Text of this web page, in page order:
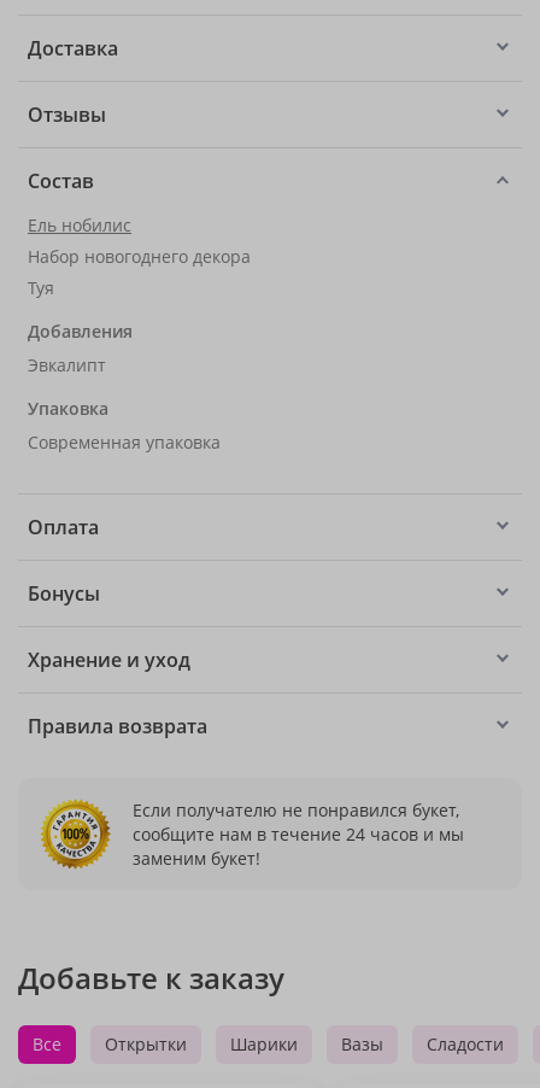
Доставка
Отзывы
Состав
Ель нобилис
Набор новогоднего декора
Туя
Добавления
Эвкалипт
Упаковка
Современная упаковка
Оплата
Бонусы
Хранение и уход
Правила возврата
Если получателю не понравился букет,
сообщите нам в течение 24 часов и мы
заменим букет!
Добавьте к заказу
Все Открытки Шарики Вазы Сладости